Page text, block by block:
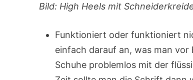
Bild: High Heels mit
Funktioniert oder funktioniert
einfach darauf an, was man
Schuhe problemlos mit der